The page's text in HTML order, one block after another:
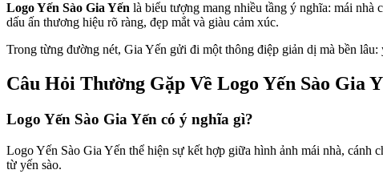
Logo Yến Sào Gia Yến là biểu tượng mang nhiều tầng ý nghĩa: mái nhà
dấu ấn thương hiệu rõ ràng, đẹp mắt và giàu cảm xúc.
Trong từng đường nét, Gia Yến gửi đi một thông điệp giản dị mà bền
Câu Hỏi Thường Gặp Về Logo Yến Sào Gia
Logo Yến Sào Gia Yến có ý nghĩa gì?
Logo Yến Sào Gia Yến thể hiện sự kết hợp giữa hình ảnh mái nhà,
từ yến sào.